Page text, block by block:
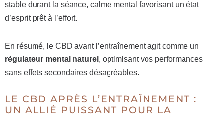
stable durant la séance, calme mental favorisant un état
d’esprit prêt à l’effort.
En résumé, le CBD avant l’entraînement agit comme un
régulateur mental naturel , optimisant vos performances
sans effets secondaires désagréables.
LE CBD APRÈS L’ENTRAÎNEMENT :
UN ALLIÉ PUISSANT POUR LA